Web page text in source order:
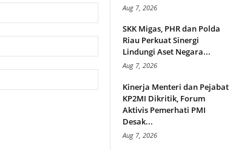
Aug 7, 2026
SKK Migas, PHR dan Polda
Riau Perkuat Sinergi
Lindungi Aset Negara...
Aug 7, 2026
Kinerja Menteri dan Pejabat
KP2MI Dikritik, Forum
Aktivis Pemerhati PMI
Desak...
Aug 7, 2026